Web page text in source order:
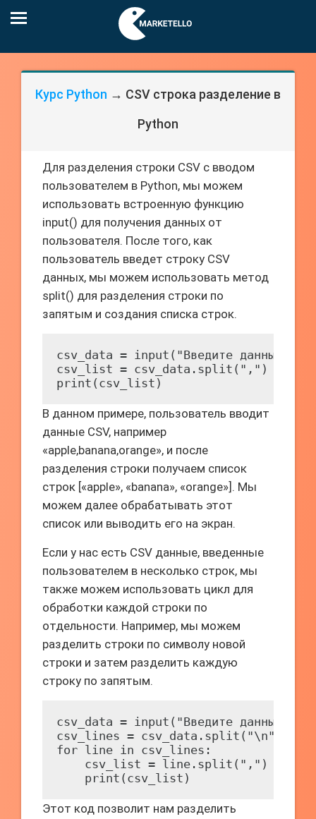
Курс Python → CSV строка разделение в
Python
Для разделения строки CSV с вводом
пользователем в Python, мы можем
использовать встроенную функцию
input() для получения данных от
пользователя. После того, как
пользователь введет строку CSV
данных, мы можем использовать метод
split() для разделения строки по
запятым и создания списка строк.
csv_data = input("Введите данные
csv_list = csv_data.split(",")
print(csv_list)
В данном примере, пользователь вводит
данные CSV, например
«apple,banana,orange», и после
разделения строки получаем список
строк [«apple», «banana», «orange»]. Мы
можем далее обрабатывать этот
список или выводить его на экран.
Если у нас есть CSV данные, введенные
пользователем в несколько строк, мы
также можем использовать цикл для
обработки каждой строки по
отдельности. Например, мы можем
разделить строки по символу новой
строки и затем разделить каждую
строку по запятым.
csv_data = input("Введите данные
csv_lines = csv_data.split("\n")
for line in csv_lines:
    csv_list = line.split(",")
    print(csv_list)
Этот код позволит нам разделить